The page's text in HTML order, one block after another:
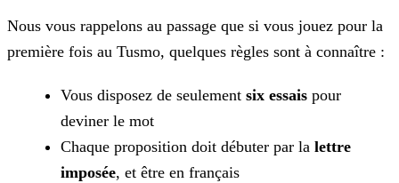
Nous vous rappelons au passage que si vous jouez pour la
première fois au Tusmo, quelques règles sont à connaître :
Vous disposez de seulement six essais pour
deviner le mot
Chaque proposition doit débuter par la lettre
imposée, et être en français